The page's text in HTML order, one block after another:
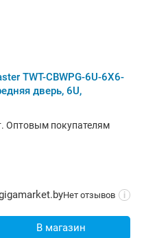
TWT-CBWPG-6U-6X6-
дверь, 6U,
Оптовым покупателям
Нет отзывов i
В магазин